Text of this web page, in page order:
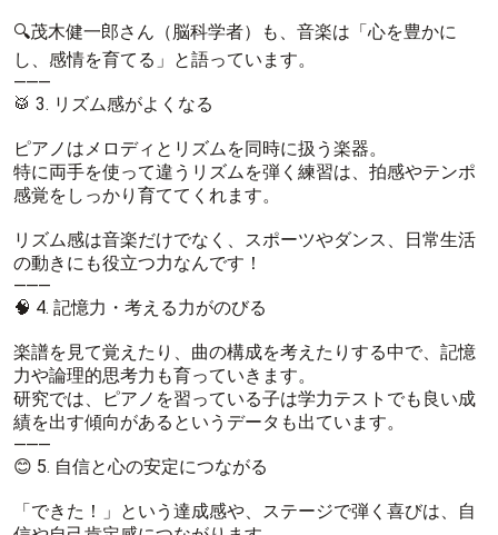
🔍茂木健一郎さん（脳科学者）も、音楽は「心を豊かに
し、感情を育てる」と語っています。
⸻
🥁 3. リズム感がよくなる
ピアノはメロディとリズムを同時に扱う楽器。
特に両手を使って違うリズムを弾く練習は、拍感やテンポ
感覚をしっかり育ててくれます。
リズム感は音楽だけでなく、スポーツやダンス、日常生活
の動きにも役立つ力なんです！
⸻
🧠 4. 記憶力・考える力がのびる
楽譜を見て覚えたり、曲の構成を考えたりする中で、記憶
力や論理的思考力も育っていきます。
研究では、ピアノを習っている子は学力テストでも良い成
績を出す傾向があるというデータも出ています。
⸻
😊 5. 自信と心の安定につながる
「できた！」という達成感や、ステージで弾く喜びは、自